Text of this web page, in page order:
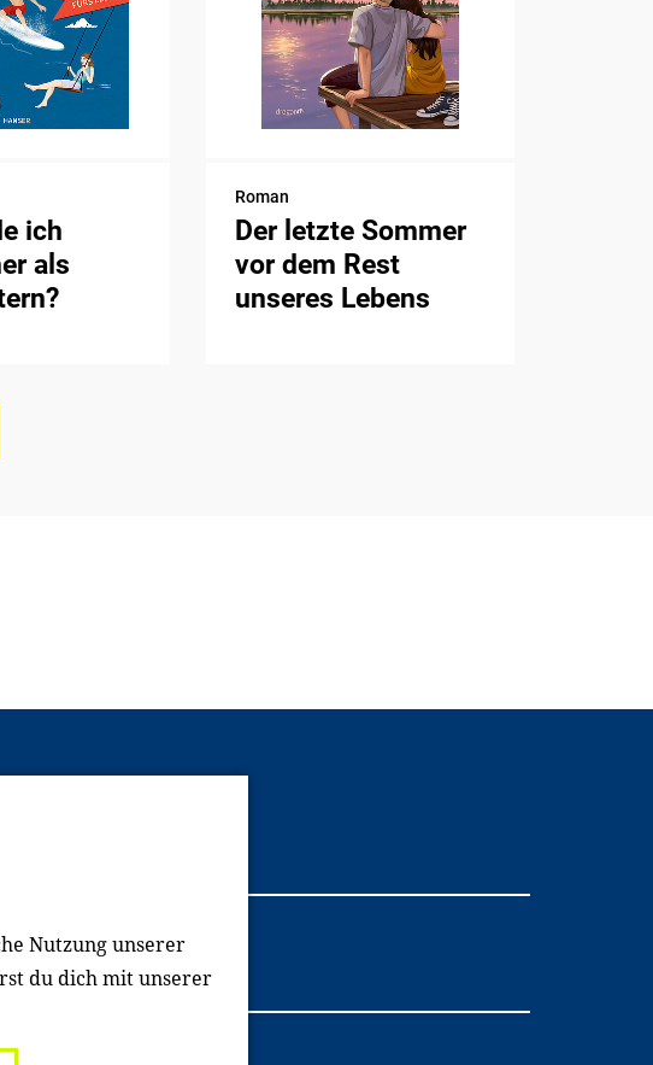
ich
als
Roman
Der letzte Sommer
vor dem Rest
unseres Lebens
Nutzung unserer
du dich mit unserer